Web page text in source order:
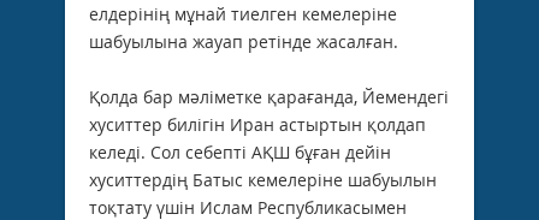
елдерінің мұнай тиелген кемелеріне
шабуылына жауап ретінде жасалған.
Қолда бар мәліметке қарағанда, Йемендегі
хуситтер билігін Иран астыртын қолдап
келеді. Сол себепті АҚШ бұған дейін
хуситтердің Батыс кемелеріне шабуылын
тоқтату үшін Ислам Республикасымен